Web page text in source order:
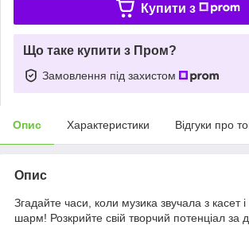
Купити з
Що таке купити з Пром?
Замовлення під захистом
Опис Характеристики Відгуки про
Опис
Згадайте часи, коли музика звучала з касет
шарм! Розкрийте свій творчий потенціал за